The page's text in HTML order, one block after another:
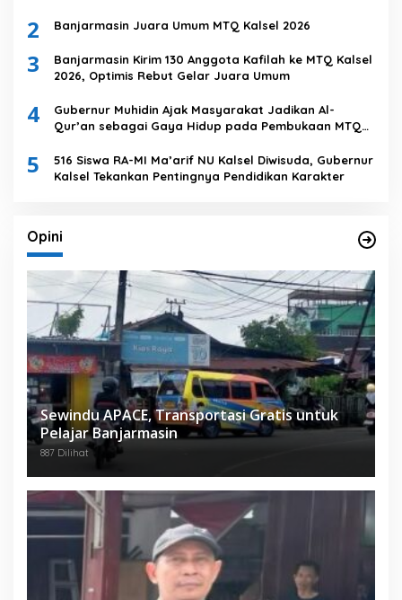
2 Banjarmasin Juara Umum MTQ Kalsel 2026
3
Banjarmasin Kirim 130 Anggota Kafilah ke MTQ Kalsel
2026, Optimis Rebut Gelar Juara Umum
4
Gubernur Muhidin Ajak Masyarakat Jadikan Al-
Qur’an sebagai Gaya Hidup pada Pembukaan MTQ
5
516 Siswa RA-MI Ma’arif NU Kalsel Diwisuda, Gubernur
Kalsel Tekankan Pentingnya Pendidikan Karakter
Opini
Sewindu APACE, Transportasi Gratis untuk
Pelajar Banjarmasin
887 Dilihat